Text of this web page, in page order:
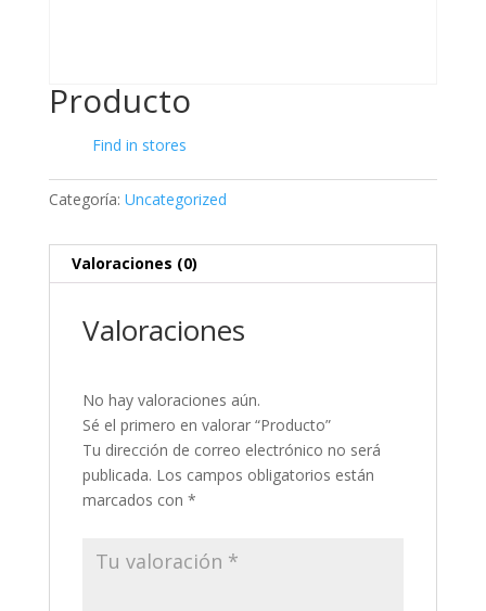
Producto
Find in stores
Categoría: Uncategorized
Valoraciones (0)
Valoraciones
No hay valoraciones aún.
Sé el primero en valorar “Producto”
Tu dirección de correo electrónico no será
publicada. Los campos obligatorios están
marcados con *